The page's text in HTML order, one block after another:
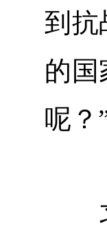
到抗
的国
呢？
习